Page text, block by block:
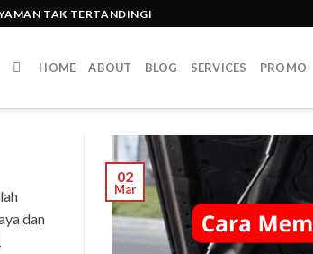
TAK TERTANDINGI
HOME ABOUT BLOG SERVICES PROMO
dan
02
Mar